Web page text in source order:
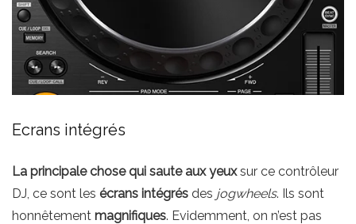
Ecrans intégrés
La principale chose qui saute aux yeuxsur ce contrôleur
DJ, ce sont les écrans intégrés des jogwheels. Ils sont
honnêtement magnifiques. Evidemment, on n’est pas